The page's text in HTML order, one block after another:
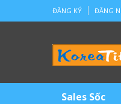
ĐĂNG KÝ ĐĂNG
Sales Sốc